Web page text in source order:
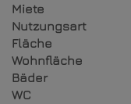
Miete
Nutzungsart
Fläche
Wohnfläche
Bäder
WC